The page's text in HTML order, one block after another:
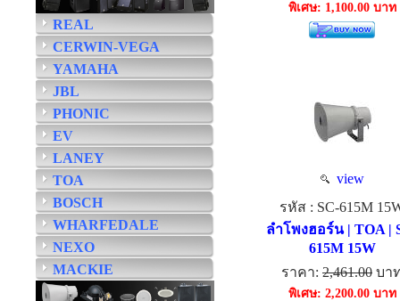
REAL
CERWIN-VEGA
YAMAHA
JBL
PHONIC
EV
LANEY
TOA
BOSCH
WHARFEDALE
NEXO
MACKIE
พิเศษ: 1,100.00 บาท
view
รหัส : SC-615M
ลำโพงฮอร์น | TOA |
615M 15W
ราคา: 2,461.00 บา
พิเศษ: 2,200.00 บาท